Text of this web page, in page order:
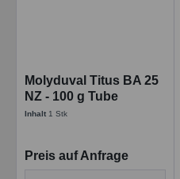
Molyduval Titus BA 25
NZ - 100 g Tube
Montagepasten zur
Inhalt 1 Stk
Preis auf Anfrage